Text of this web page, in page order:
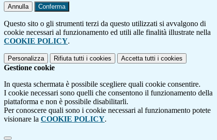
Annulla Conferma
Questo sito o gli strumenti terzi da questo utilizzati si avvalgono di
cookie necessari al funzionamento ed utili alle finalità illustrate nella
COOKIE POLICY.
Personalizza Rifiuta tutti i cookies Accetta tutti i cookies
Gestione cookie
In questa schermata è possibile scegliere quali cookie consentire.
I cookie necessari sono quelli che consentono il funzionamento della
piattaforma e non è possibile disabilitarli.
Per conoscere quali sono i cookie necessari al funzionamento potete
visionare la COOKIE POLICY.